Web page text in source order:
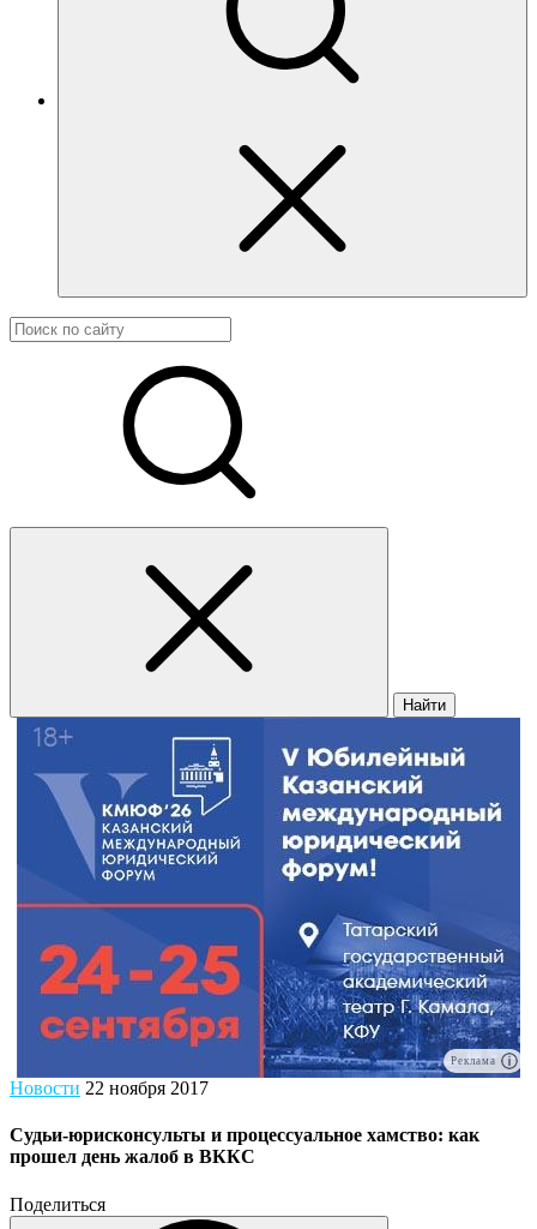
Найти
Реклама
Новости 22 ноября 2017
Судьи-юрисконсульты и процессуальное хамство: как
прошел день жалоб в ВККС
Поделиться